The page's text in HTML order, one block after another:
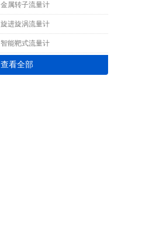
金属转子流量计
旋进旋涡流量计
智能靶式流量计
查看全部